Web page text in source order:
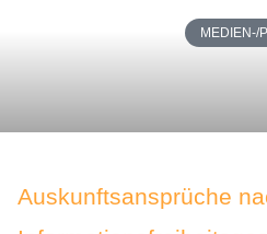
MEDIEN-/
Auskunftsansprüche